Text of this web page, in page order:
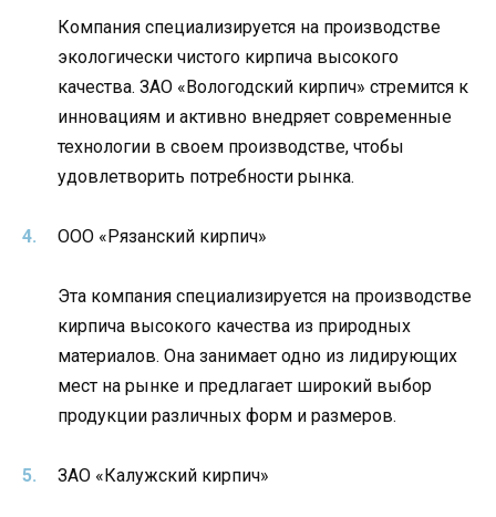
Компания специализируется на производстве
экологически чистого кирпича высокого
качества. ЗАО «Вологодский кирпич» стремится к
инновациям и активно внедряет современные
технологии в своем производстве, чтобы
удовлетворить потребности рынка.
ООО «Рязанский кирпич»
Эта компания специализируется на производстве
кирпича высокого качества из природных
материалов. Она занимает одно из лидирующих
мест на рынке и предлагает широкий выбор
продукции различных форм и размеров.
ЗАО «Калужский кирпич»